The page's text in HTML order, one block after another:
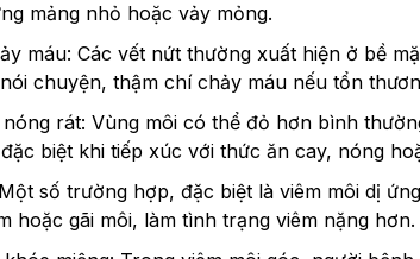
mảng nhỏ hoặc vảy mỏng.
máu: Các vết nứt thường xuất hiện ở bề
chuyện, thậm chí chảy máu nếu tổn
rát: Vùng môi có thể đỏ hơn bình
biệt khi tiếp xúc với thức ăn cay, nóng
số trường hợp, đặc biệt là viêm môi dị
hoặc gãi môi, làm tình trạng viêm nặng hơn.